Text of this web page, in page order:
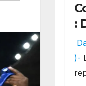
:
)-